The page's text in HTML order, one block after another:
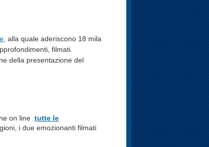
, alla quale aderiscono 18 mila
filmati.
della presentazione del
on line tutte le
i due emozionanti filmati